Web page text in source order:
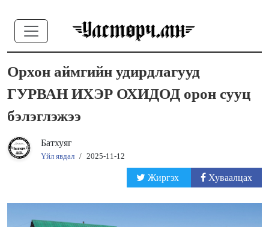
Орхон аймгийн удирдлагууд
ГУРВАН ИХЭР ОХИДОД орон сууц
бэлэглэжээ
Батхуяг
Үйл явдал / 2025-11-12
Жиргэх Хуваалцах